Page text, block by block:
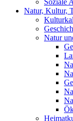
Soziale
Natur, Kultur,
Natur